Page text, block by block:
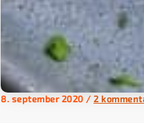
8. september 2020 / 2